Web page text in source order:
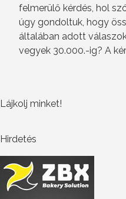
felmerülő kérdés, hol
úgy gondoltuk, hogy
általában adott
vegyek 30.000.-ig? A
Lájkolj minket!
Hirdetés